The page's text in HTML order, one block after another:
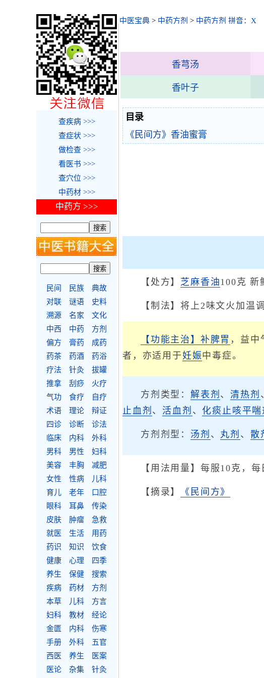
中医宝典 > 中药方剂 > 中药方剂 拼音：X
香芎汤
香叶子
目录
《民间方》香油蜜膏
【处方】 芝麻香油100克 新
【制法】将上2味文火加温
【功能主治】 补脾胃 ，益中
者，亦适用于妊娠中毒症。
方剂类型： 解表剂 、清热剂
止血剂 、 活血剂 、 化痰止咳平喘
方剂剂型： 汤剂 、 丸剂 、 散
【用法用量】每服10克，每
【摘录】 《民间方》
查疾病 >>>
查症状 >>>
做检查 >>>
看医书 >>>
查穴位 >>>
中药材 >>>
中药方 >>>
民间 民族
典故
对联
谜语
史料
溯源
名家
文化
中西
中药
方剂
偏方
膏药
成药
药茶
药酒
药浴
疗法
针灸
拔罐
推拿
刮痧
火疗
气功
食疗
自疗
术语
理论
辩证
四诊
诊断
诊法
临床
内科
外科
男科
男性
妇科
美容
丰胸
减肥
女性
性病
儿科
育儿
老年
口腔
眼科
耳鼻
传染
皮肤
肿瘤
急救
就医
生活
用药
药识
知识
饮食
健康
心理
四季
养生
保健
搜索
疾病
药材
方剂
本草
儿科
方言
妇科
教材
经论
金匮
内科
伤寒
手册
外科
五官
西医
养生
医案
医论
杂集 针灸